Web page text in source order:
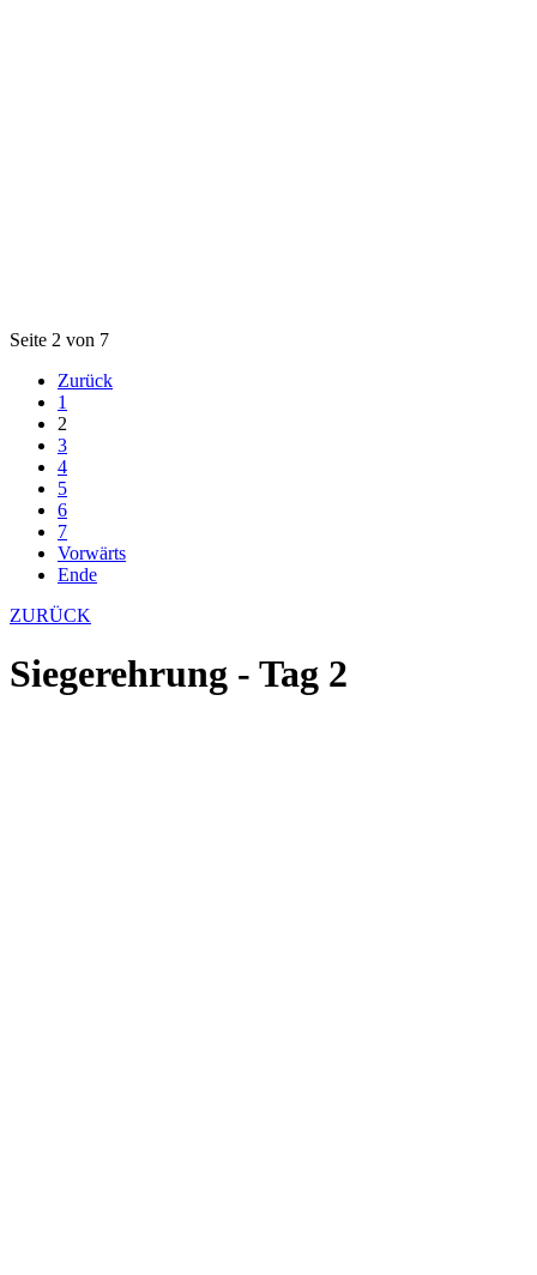
Seite 2 von 7
Zurück
1
2
3
4
5
6
7
Vorwärts
Ende
ZURÜCK
Siegerehrung - Tag 2